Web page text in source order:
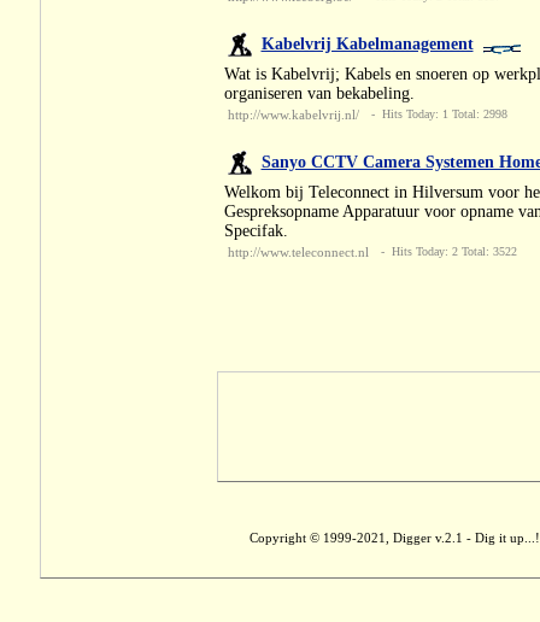
Kabelvrij Kabelmanagement
Wat is Kabelvrij; Kabels en snoeren op
organiseren van bekabeling.
http://www.kabelvrij.nl/ - Hits Today: 1 Total: 2998
Sanyo CCTV Camera Systemen
Welkom bij Teleconnect in Hilversum voor
Gespreksopname Apparatuur voor opname
Specifak.
http://www.teleconnect.nl - Hits Today: 2 Total: 3522
Copyright © 1999-2021, Digger v.2.1 - Dig it